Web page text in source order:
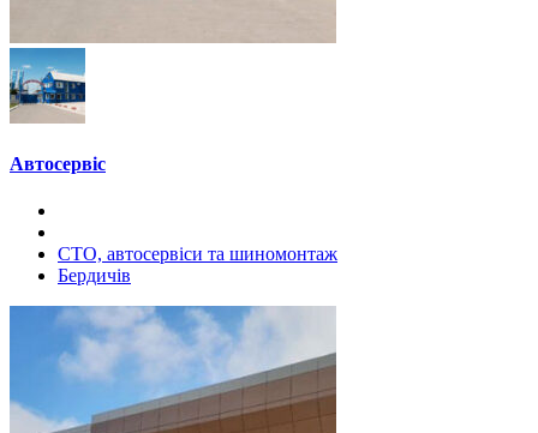
Автосервіс
СТО, автосервіси та шиномонтаж
Бердичів